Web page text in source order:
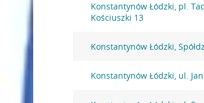
Konstantynów Łódzki, pl.
Kościuszki 13
Konstantynów Łódzki,
Konstantynów Łódzki, ul.